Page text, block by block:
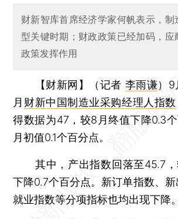
财新智库首席经济学家何帆表示，制
型关键时期；财政政策已经加码，应
政策发挥作用
【财新网】（记者 李雨谦） 9
月 财新中国制造业采购经理人指数
得数据为47，较8月终值下降0.3
月初值0.1个百分点。
其中，产出指数回落至45.7，
下降0.7个百分点。新订单指数、新
就业指数等分项指标也均出现下降。